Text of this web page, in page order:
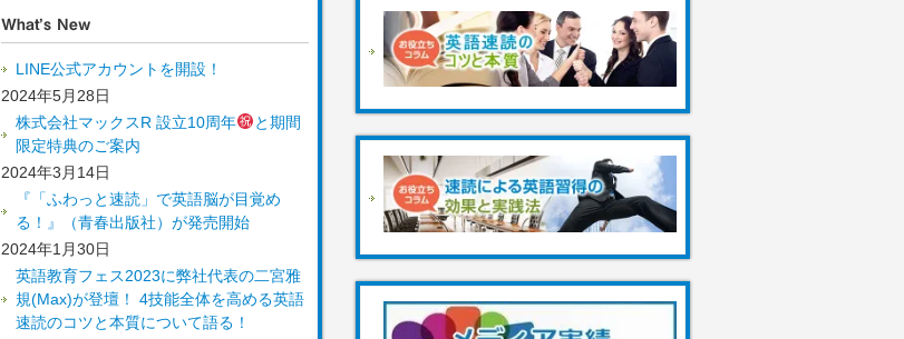
What’s New
LINE公式アカウントを開設！
2024年5月28日
株式会社マックスR 設立10周年
と期間
限定特典のご案内
2024年3月14日
『「ふわっと速読」で英語脳が目覚め
る！』（青春出版社）が発売開始
2024年1月30日
英語教育フェス2023に弊社代表の二宮雅
規(Max)が登壇！ 4技能全体を高める英語
速読のコツと本質について語る！